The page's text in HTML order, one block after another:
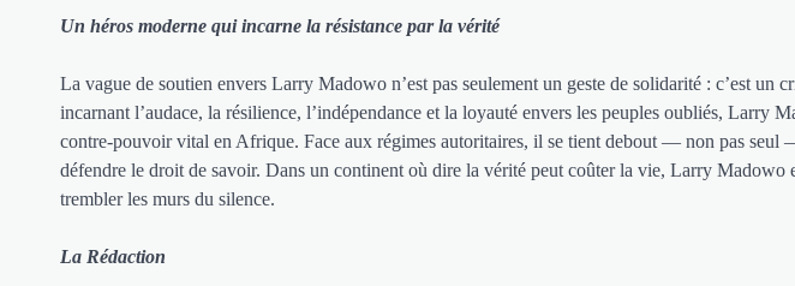
Un héros moderne qui incarne la résistance par la vérité
La vague de soutien envers Larry Madowo n’est pas seulement un geste de solidarité : c’est un
incarnant l’audace, la résilience, l’indépendance et la loyauté envers les peuples oubliés, Larry
contre-pouvoir vital en Afrique. Face aux régimes autoritaires, il se tient debout — non pas seul
défendre le droit de savoir. Dans un continent où dire la vérité peut coûter la vie, Larry Madowo
trembler les murs du silence.
La Rédaction